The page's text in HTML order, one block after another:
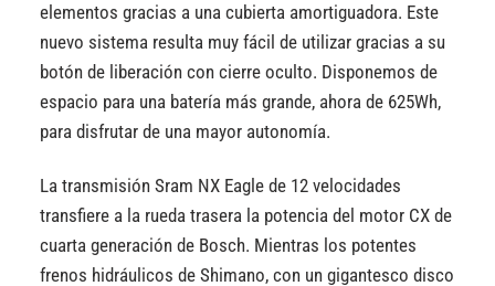
elementos gracias a una cubierta amortiguadora. Este
nuevo sistema resulta muy fácil de utilizar gracias a su
botón de liberación con cierre oculto. Disponemos de
espacio para una batería más grande, ahora de 625Wh,
para disfrutar de una mayor autonomía.
La transmisión Sram NX Eagle de 12 velocidades
transfiere a la rueda trasera la potencia del motor CX de
cuarta generación de Bosch. Mientras los potentes
frenos hidráulicos de Shimano, con un gigantesco disco